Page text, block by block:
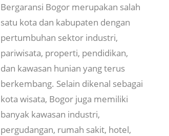
Bergaransi Bogor merupakan salah
satu kota dan kabupaten dengan
pertumbuhan sektor industri,
pariwisata, properti, pendidikan,
dan kawasan hunian yang terus
berkembang. Selain dikenal sebagai
kota wisata, Bogor juga memiliki
banyak kawasan industri,
pergudangan, rumah sakit, hotel,